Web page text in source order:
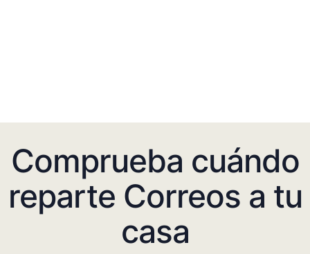
Comprueba cuándo
reparte Correos a tu
casa